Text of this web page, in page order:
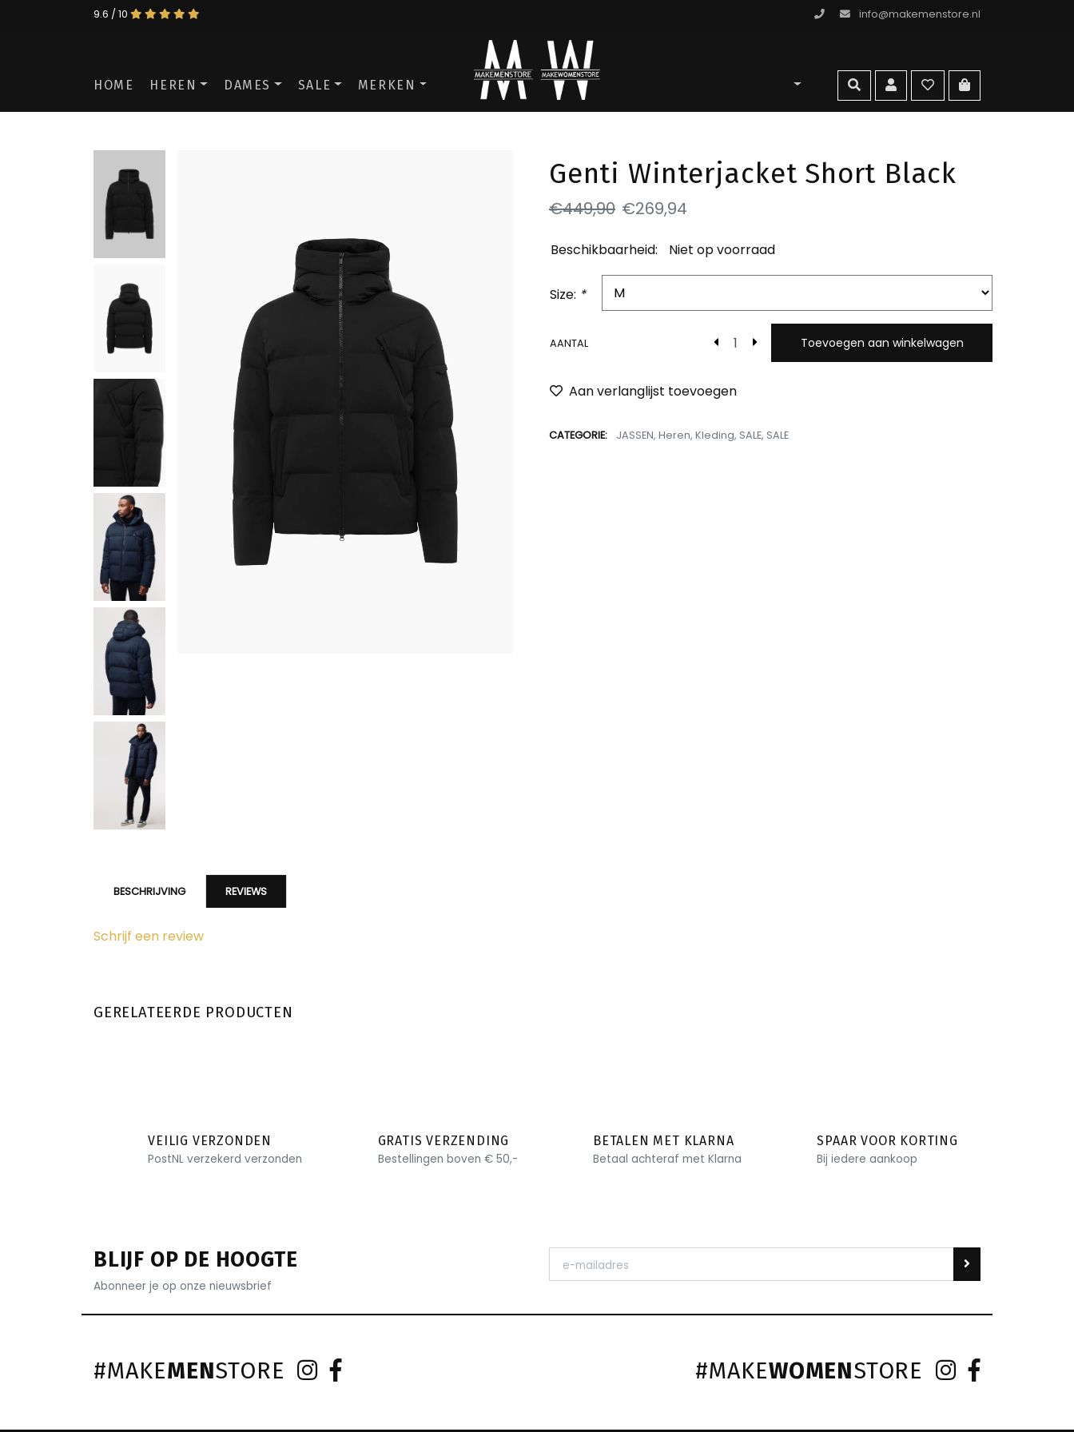
9.6 / 10 info@makemenstore.nl
ga naar de men store
HOME HEREN DAMES SALE MERKEN zoekenaccountwishlistga naar
Genti Winterjacket Short Black
€449,90 €269,94
Beschikbaarheid: Niet op voorraad
Size: *
AANTAL Toevoegen aan winkelwagen
Aan verlanglijst toevoegen
CATEGORIE: JASSEN, Heren, Kleding, SALE, SALE
BESCHRIJVING REVIEWS
Schrijf een review
GERELATEERDE PRODUCTEN
VEILIG VERZONDEN
PostNL verzekerd verzonden
GRATIS VERZENDING
Bestellingen boven € 50,-
BETALEN MET KLARNA
Betaal achteraf met Klarna
SPAAR VOOR KORTING
Bij iedere aankoop
BLIJF OP DE HOOGTE
Abonneer je op onze nieuwsbrief
#MAKEMENSTORE #MAKEWOMENSTORE